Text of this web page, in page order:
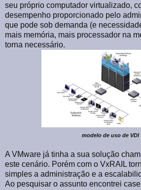
seu próprio computador virtualizado,
desempenho proporcionado pelo
que pode sob demanda (e
mais memória, mais processador na
torna necessário.
modelo de uso de VDI
A VMware já tinha a sua solução
este cenário. Porém com o VxRAIL
simples a administração e a
Ao pesquisar o assunto encontrei